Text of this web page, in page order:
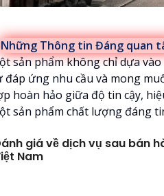
Những Thông tin Đáng quan
sản phẩm không chỉ dựa
đáp ứng nhu cầu và mong
hoàn hảo giữa độ tin cậy,
sản phẩm chất lượng đáng
giá về dịch vụ sau bán
Nam